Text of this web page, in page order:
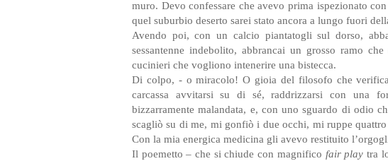
muro. Devo confessare che avevo prima ispezionato
quel suburbio deserto sarei stato ancora a lungo fuori
Avendo poi, con un calcio piantatogli sul dorso,
sessantenne indebolito, abbrancai un grosso ramo
cucinieri che vogliono intenerire una bistecca.
Di colpo, - o miracolo! O gioia del filosofo che
carcassa avvitarsi su di sé, raddrizzarsi con una
bizzarramente malandata, e, con uno sguardo di odio
scagliò su di me, mi gonfiò i due occhi, mi ruppe
Con la mia energica medicina gli avevo restituito
Il poemetto – che si chiude con magnifico fair playtra